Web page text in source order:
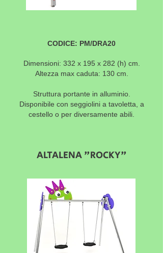
CODICE: PM/DRA20
Dimensioni: 332 x 195 x 282 (h) cm.
Altezza max caduta: 130 cm.
Struttura portante in alluminio.
Disponibile con seggiolini a tavoletta, a
cestello o per diversamente abili.
ALTALENA "ROCKY"